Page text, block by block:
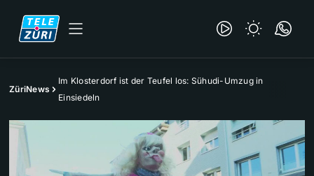
ZüriNews
Im Klosterdorf ist der Teufel los: Sühudi-Umzug in
Einsiedeln